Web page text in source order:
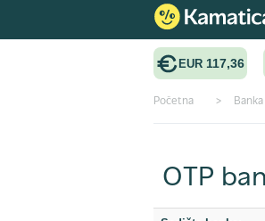
EUR 117,36
Početna > Banka
OTP